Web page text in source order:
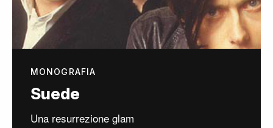
MONOGRAFIA
Suede
Una resurrezione glam